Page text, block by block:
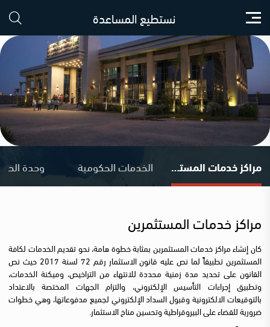
نستطيع المساعدة
مراكز خدمات المستثمرين الخدمات الحكومية وحدة
مراكز خدمات المستثمرين
كان إنشاء مراكز خدمات المستثمرين بمثابة خطوة هامة، نحو تقديم الخدمات لكافة
المستثمرين تطبيقاً لما نص عليه قانون الاستثمار رقم 72 لسنة 2017 حيث نص
القانون على تحديد مدة زمنية محددة للانتهاء من التراخيص، وميكنة الخدمات،
وتطبيق إجراءات التأسيس الإلكتروني، والتزام الجهات المختصة بالاعتداد
بالتوقيعات الالكترونية وقبول السداد الإلكتروني لجميع مدفوعاتها، وهي خطوات
ضرورية للقضاء على البيروقراطية وتحسين مناخ الاستثمار.